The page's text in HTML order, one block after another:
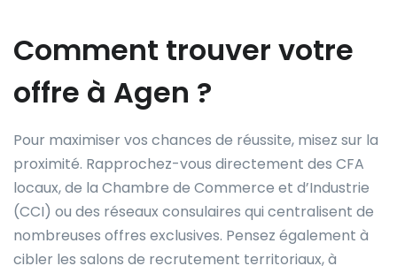
Comment trouver votre
offre à Agen ?
Pour maximiser vos chances de réussite, misez sur la
proximité. Rapprochez-vous directement des CFA
locaux, de la Chambre de Commerce et d’Industrie
(CCI) ou des réseaux consulaires qui centralisent de
nombreuses offres exclusives. Pensez également à
cibler les salons de recrutement territoriaux, à